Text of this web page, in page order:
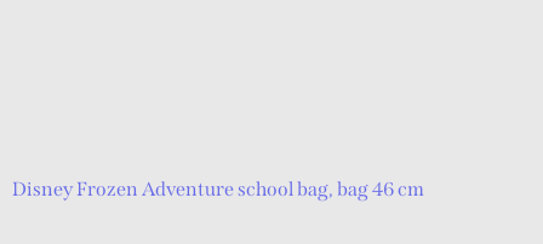
Disney Frozen Adventure school bag, bag 46 cm